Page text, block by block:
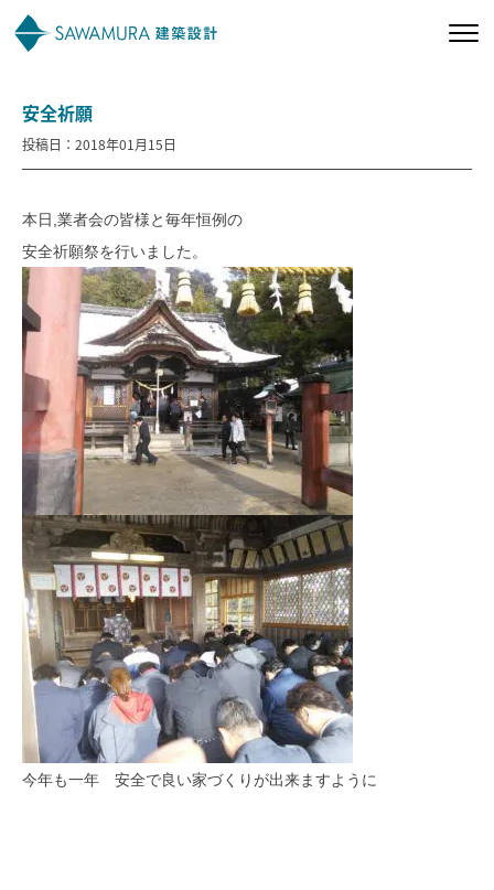
お客様の声
会社案内
オーナー様向け
モデルハウス イベント参加
資料請求
安全祈願
投稿日：2018年01月15日
本日,業者会の皆様と毎年恒例の
安全祈願祭を行いました。
今年も一年 安全で良い家づくりが出来ますように